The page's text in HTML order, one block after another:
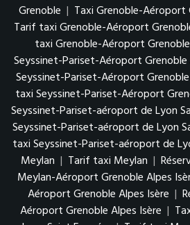
Grenoble | Taxi Grenoble-Aéroport
Tarif taxi Grenoble-Aéroport
taxi Grenoble-Aéroport
Seyssinet-Pariset-Aéroport Grenoble
Seyssinet-Pariset-Aéroport
taxi Seyssinet-Pariset-Aéroport
Seyssinet-Pariset-aéroport de Lyon
Seyssinet-Pariset-aéroport de Lyon
taxi Seyssinet-Pariset-aéroport de
Meylan | Tarif taxi Meylan |
Meylan-Aéroport Grenoble Alpes
Aéroport Grenoble Alpes Isère |
Aéroport Grenoble Alpes Isère |